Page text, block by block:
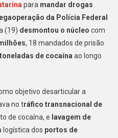
De
Tráfico
Usava
Portos
Gigantes
Para
Mandar
para mandar drogas
da Polícia Federal
(19) desmontou o núcleo com
, 18 mandados de prisão
de cocaína ao longo
objetivo desarticular a
no tráfico transnacional de
de cocaína, e lavagem de
logística dos portos de